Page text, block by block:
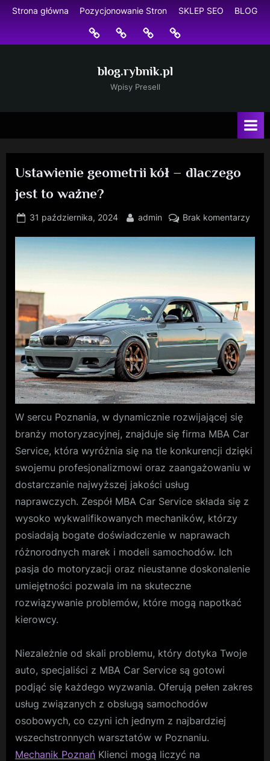
Skip
content
Strona główna Pozycjonowanie Stron SKLEP SEO BLOG
Strona
główna
Pozycjonowanie
Stron
SKLEP
SEO
BLOG
blog.rybnik.pl
Wpisy Presell
Ustawienie geometrii kół – dlaczego
jest to ważne?
Posted
31 października, 2024 By
admin Brak komentarzydo
kół
to
W sercu Poznania, w dynamicznie rozwijającej się
branży motoryzacyjnej, znajduje się firma MBA Car
Service, która wyróżnia się na tle konkurencji dzięki
swojemu profesjonalizmowi oraz zaangażowaniu w
dostarczanie najwyższej jakości usług
naprawczych. Zespół MBA Car Service składa się z
wysoko wykwalifikowanych mechaników, którzy
posiadają bogate doświadczenie w naprawach
różnorodnych marek i modeli samochodów. Ich
pasja do motoryzacji oraz nieustanne doskonalenie
umiejętności pozwala im na skuteczne
rozwiązywanie problemów, które mogą napotkać
kierowcy.
Niezależnie od skali problemu, który dotyka Twoje
auto, specjaliści z MBA Car Service są gotowi
podjąć się każdego wyzwania. Oferują pełen zakres
usług związanych z obsługą samochodów
osobowych, co czyni ich jednym z najbardziej
wszechstronnych warsztatów w Poznaniu.
Mechanik Poznań Klienci mogą liczyć na